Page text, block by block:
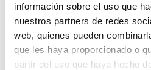
información sobre el uso que
nuestros partners de redes
web, quienes pueden
que les haya proporcionado o
partir del uso que haya hecho
¿Has olvidado tu contraseña?